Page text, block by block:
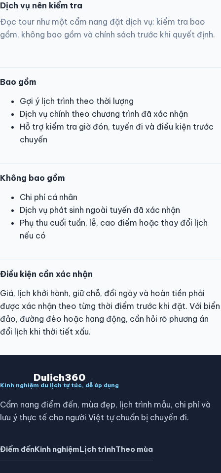
Dịch vụ nên kiểm tra
Đọc tour như một cẩm nang đặt dịch vụ: kiểm tra bao
gồm, không bao gồm và chính sách trước khi quyết định.
Bao gồm
Gợi ý lịch trình theo thời lượng
Dịch vụ chính theo chương trình đã xác nhận
Hỗ trợ kiểm tra giờ đón, tuyến đi và điều kiện trước
chuyến
Không bao gồm
Chi phí cá nhân
Dịch vụ phát sinh ngoài tuyến đã xác nhận
Phụ thu cuối tuần, lễ, cao điểm hoặc thay đổi lịch
nếu có
Điều kiện cần xác nhận
Giá, lịch khởi hành, giữ chỗ, đổi ngày và hoàn tiền phải
được xác nhận theo từng thời điểm trước khi đặt. Với biển
đảo, đường đèo hoặc hang động, cần hỏi rõ phương án
đổi lịch khi thời tiết xấu.
Dulich360
Kinh nghiệm du lịch tự túc, dễ áp dụng
Cẩm nang điểm đến, mùa đẹp, lịch trình mẫu, chi phí và
lưu ý thực tế cho người Việt tự chuẩn bị chuyến đi.
Điểm đếnKinh nghiệmLịch trìnhTheo mùa